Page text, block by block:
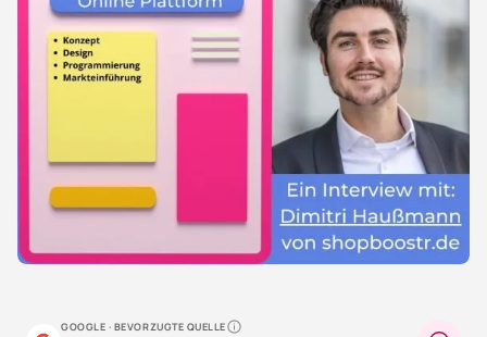
GOOGLE · BEVORZUGTE QUELLEWarum lohnt sich das?